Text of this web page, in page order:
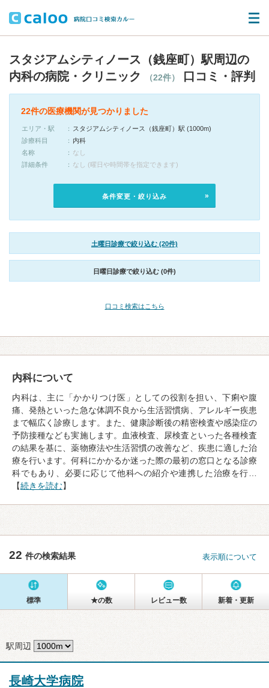
スタジアムシティノース（銭座町）駅周辺の
内科の病院・クリニック
（22件） 口コミ・評判
22件の医療機関が見つかりました
エリア・駅
スタジアムシティノース（銭座町）駅 (1000m)
診療科目
内科
名称
なし
詳細条件
なし (曜日や時間帯を指定できます)
条件変更・絞り込み
土曜日診療で絞り込む (20件)
日曜日診療で絞り込む (0件)
口コミ検索はこちら
内科について
内科は、主に「かかりつけ医」としての役割を担い、下痢や腹
痛、発熱といった急な体調不良から生活習慣病、アレルギー疾患
まで幅広く診療します。また、健康診断後の精密検査や感染症の
予防接種なども実施します。血液検査、尿検査といった各種検査
の結果を基に、薬物療法や生活習慣の改善など、疾患に適した治
療を行います。何科にかかるか迷った際の最初の窓口となる診療
科でもあり、必要に応じて他科への紹介や連携した治療を行…
【続きを読む】
22 件の検索結果 表示順について
標準 ★の数 レビュー数 新着・更新
駅周辺
長崎大学病院